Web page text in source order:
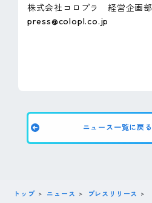
株式会社コロプラ 経営企画
press@colopl.co.jp
ニュース一覧に戻る
トップ ニュース
プレスリリース